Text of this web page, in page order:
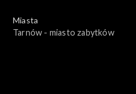
Miasta
Tarnów - miasto zabytków